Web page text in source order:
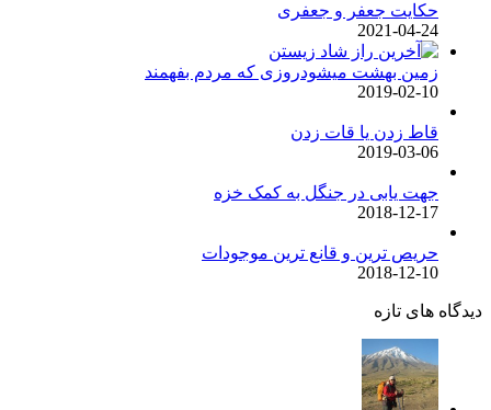
حکایت جعفر و جعفری
2021-04-24
زمین بهشت میشودروزی که مردم بفهمند
2019-02-10
قاط زدن یا قات زدن
2019-03-06
جهت یابی در جنگل به کمک خزه
2018-12-17
حریص ترین و قانع ترین موجودات
2018-12-10
دیدگاه های تازه